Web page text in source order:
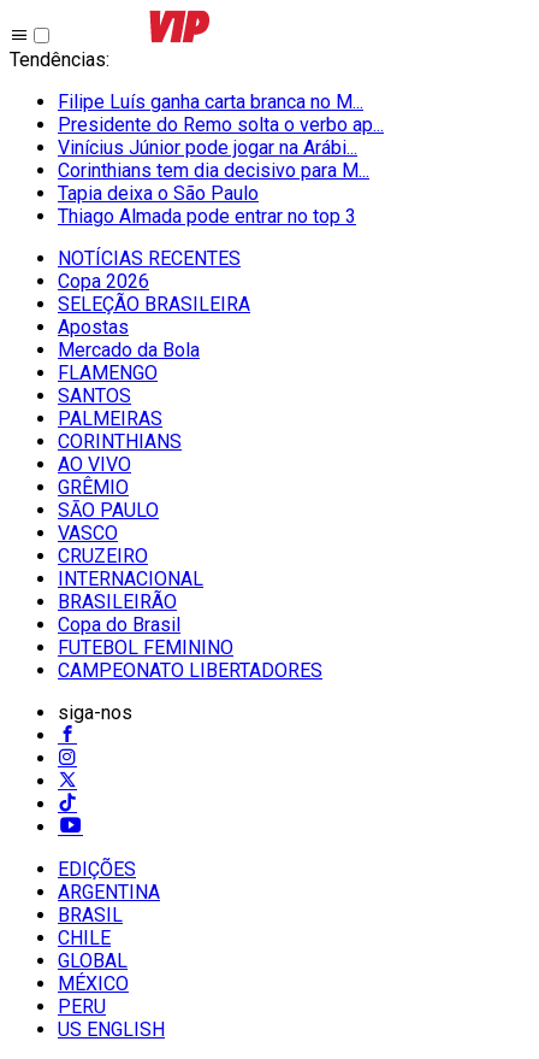
Tendências:
Filipe Luís ganha carta branca no M...
Presidente do Remo solta o verbo ap...
Vinícius Júnior pode jogar na Arábi...
Corinthians tem dia decisivo para M...
Tapia deixa o São Paulo
Thiago Almada pode entrar no top 3
NOTÍCIAS RECENTES
Copa 2026
SELEÇÃO BRASILEIRA
Apostas
Mercado da Bola
FLAMENGO
SANTOS
PALMEIRAS
CORINTHIANS
AO VIVO
GRÊMIO
SĀO PAULO
VASCO
CRUZEIRO
INTERNACIONAL
BRASILEIRÃO
Copa do Brasil
FUTEBOL FEMININO
CAMPEONATO LIBERTADORES
siga-nos
EDIÇÕES
ARGENTINA
BRASIL
CHILE
GLOBAL
MÉXICO
PERU
US ENGLISH